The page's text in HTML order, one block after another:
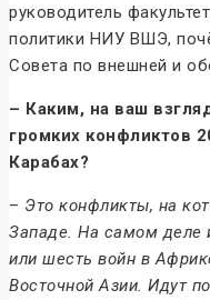
руководитель
политики НИУ ВШЭ,
Совета по внешней и
– Каким, на ваш
громких конфликтов
Карабах?
– Это конфликты, на
Западе. На самом деле
или шесть войн в
Восточной Азии. Идут